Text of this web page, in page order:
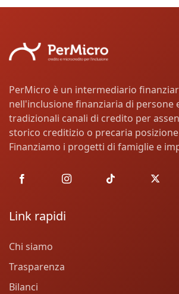
PerMicro è un intermediario
nell'inclusione finanziaria di persone
tradizionali canali di credito per
storico creditizio o precaria
Finanziamo i progetti di famiglie e
Link rapidi
Chi siamo
Trasparenza
Bilanci